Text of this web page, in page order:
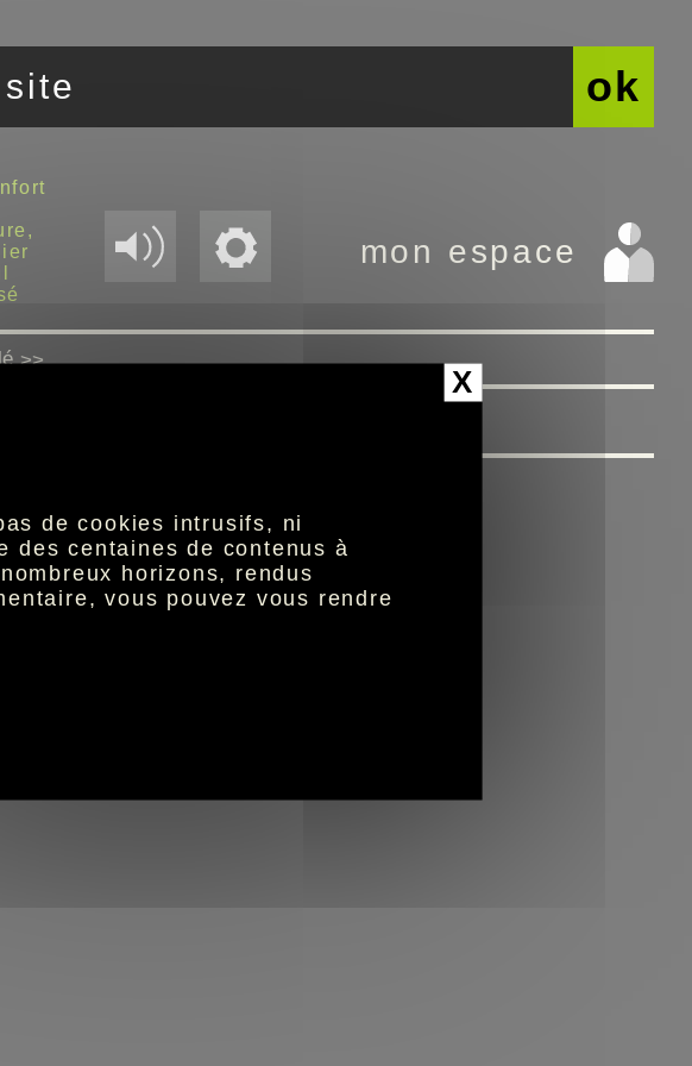
ok
mon espace
>>
X
de cookies intrusifs, ni
des centaines de contenus à
horizons, rendus
vous pouvez vous rendre